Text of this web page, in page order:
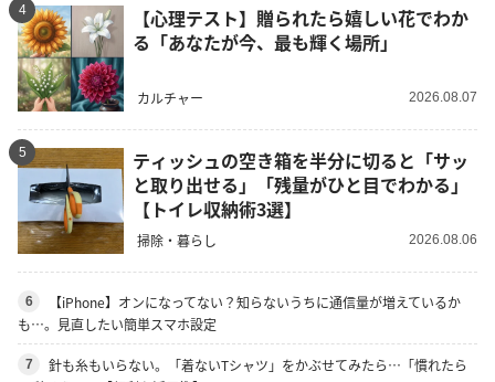
4
【心理テスト】贈られたら嬉しい花でわか
る「あなたが今、最も輝く場所」
カルチャー 2026.08.07
5
ティッシュの空き箱を半分に切ると「サッ
と取り出せる」「残量がひと目でわかる」
【トイレ収納術3選】
掃除・暮らし 2026.08.06
6
【iPhone】オンになってない？知らないうちに通信量が増えているか
も…。見直したい簡単スマホ設定
7
針も糸もいらない。「着ないTシャツ」をかぶせてみたら…「慣れたら